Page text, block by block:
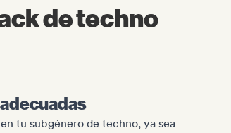
de techno
tu subgénero de techno, ya sea